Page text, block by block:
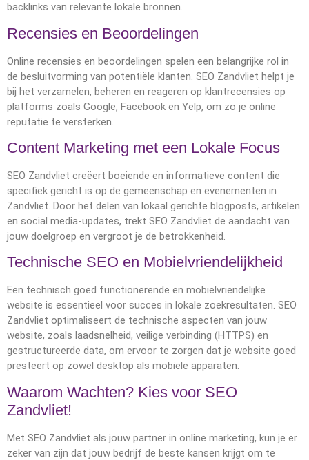
backlinks van relevante lokale bronnen.
Recensies en Beoordelingen
Online recensies en beoordelingen spelen een belangrijke rol in
de besluitvorming van potentiële klanten. SEO Zandvliet helpt je
bij het verzamelen, beheren en reageren op klantrecensies op
platforms zoals Google, Facebook en Yelp, om zo je online
reputatie te versterken.
Content Marketing met een Lokale Focus
SEO Zandvliet creëert boeiende en informatieve content die
specifiek gericht is op de gemeenschap en evenementen in
Zandvliet. Door het delen van lokaal gerichte blogposts, artikelen
en social media-updates, trekt SEO Zandvliet de aandacht van
jouw doelgroep en vergroot je de betrokkenheid.
Technische SEO en Mobielvriendelijkheid
Een technisch goed functionerende en mobielvriendelijke
website is essentieel voor succes in lokale zoekresultaten. SEO
Zandvliet optimaliseert de technische aspecten van jouw
website, zoals laadsnelheid, veilige verbinding (HTTPS) en
gestructureerde data, om ervoor te zorgen dat je website goed
presteert op zowel desktop als mobiele apparaten.
Waarom Wachten? Kies voor SEO
Zandvliet!
Met SEO Zandvliet als jouw partner in online marketing, kun je er
zeker van zijn dat jouw bedrijf de beste kansen krijgt om te